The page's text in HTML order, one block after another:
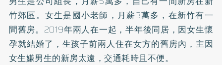
竹郊區。女生是國小老師，月薪3萬多，在新竹有一
間舊房。2019年兩人在一起，半年後同居，因女生懷
孕就結婚了，生孩子前兩人住在女方的舊房內，主因
女生嫌男生的新房太遠，交通耗時且不便。